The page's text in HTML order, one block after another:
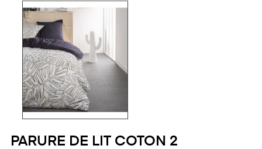
PARURE DE LIT COTON 2